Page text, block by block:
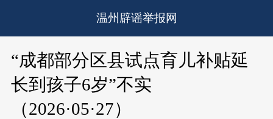
温州辟谣举报网
“成都部分区县试点育儿补贴延
长到孩子6岁”不实
（2026·05·27）